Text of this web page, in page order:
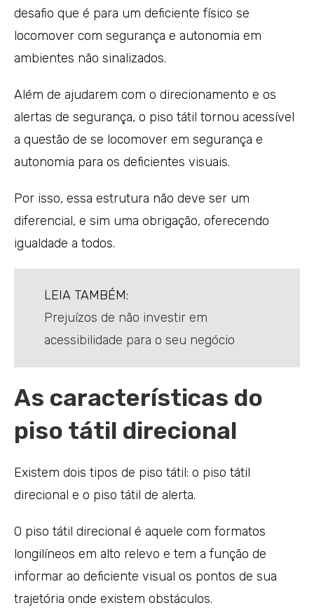
desafio que é para um deficiente físico se
locomover com segurança e autonomia em
ambientes não sinalizados.
Além de ajudarem com o direcionamento e os
alertas de segurança, o piso tátil tornou acessível
a questão de se locomover em segurança e
autonomia para os deficientes visuais.
Por isso, essa estrutura não deve ser um
diferencial, e sim uma obrigação, oferecendo
igualdade a todos.
LEIA TAMBÉM:
Prejuízos de não investir em
acessibilidade para o seu negócio
As características do
piso tátil direcional
Existem dois tipos de piso tátil: o piso tátil
direcional e o piso tátil de alerta.
O piso tátil direcional é aquele com formatos
longilíneos em alto relevo e tem a função de
informar ao deficiente visual os pontos de sua
trajetória onde existem obstáculos.